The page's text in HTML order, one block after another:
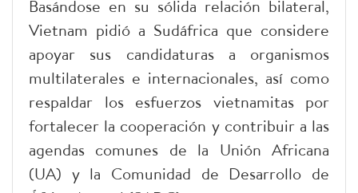
Basándose en su sólida relación bilateral,
Vietnam pidió a Sudáfrica que considere
apoyar sus candidaturas a organismos
multilaterales e internacionales, así como
respaldar los esfuerzos vietnamitas por
fortalecer la cooperación y contribuir a las
agendas comunes de la Unión Africana
(UA) y la Comunidad de Desarrollo de